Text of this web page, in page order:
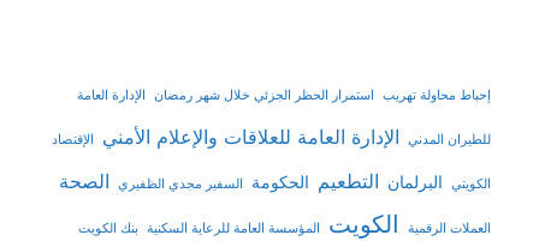
إحباط محاولة تهريب استمرار الحظر الجزئي خلال شهر رمضان الإدارة العامة
للطيران المدني الإدارة العامة للعلاقات والإعلام الأمني الإقتصاد
الكويتي البرلمان التطعيم الحكومة السفير مجدي الظفيري الصحة
العملات الرقمية الكويت المؤسسة العامة للرعاية السكنية بنك الكويت